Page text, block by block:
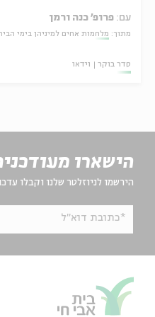
עם: פרופ' כנה ורמן
מתוך: מלחמות אחים למיניהן בימי
סדר בוקר וידאו
הישארו
הירשמו לניוזלטר שלנו וקבלו
*כתובת דוא"ל